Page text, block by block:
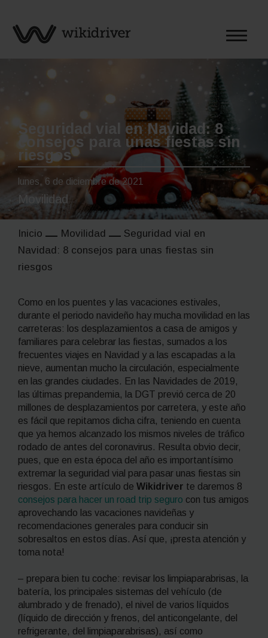
Seguridad vial en Navidad: 8
consejos para unas fiestas sin
riesgos
lunes, 6 de diciembre de 2021
Movilidad
Inicio Movilidad
Seguridad vial en
Navidad: 8 consejos para unas fiestas sin
riesgos
Como en los puentes y las vacaciones estivales,
durante el periodo navideño hay mucha movilidad en las
carreteras: los desplazamientos a casa de amigos y
familiares para celebrar las fiestas, sumados a los
frecuentes viajes en Navidad y a las escapadas a la
nieve, aumentan mucho la circulación, especialmente
en las grandes ciudades. En las Navidades de 2019,
las últimas prepandemia, la DGT previó cerca de 20
millones de desplazamientos por carretera, y este año
es fácil que repitamos dicha cifra, teniendo en cuenta
que ya hemos alcanzado los mismos niveles de tráfico
rodado de antes del coronavirus. Resulta obvio decir,
pues, que en esta época del año es importantísimo
extremar la seguridad vial para pasar unas fiestas sin
riesgos. En este artículo de Wikidriver te daremos 8
consejos para hacer un road trip seguro con tus amigos
aprovechando las vacaciones navideñas y
recomendaciones generales para conducir sin
sobresaltos en estos días. Así que, ¡presta atención y
toma nota!
– prepara bien tu coche: revisar los limpiaparabrisas, la
batería, los principales sistemas del vehículo (de
alumbrado y de frenado), el nivel de varios líquidos
(líquido de dirección y frenos, del anticongelante, del
refrigerante, del limpiaparabrisas), así como